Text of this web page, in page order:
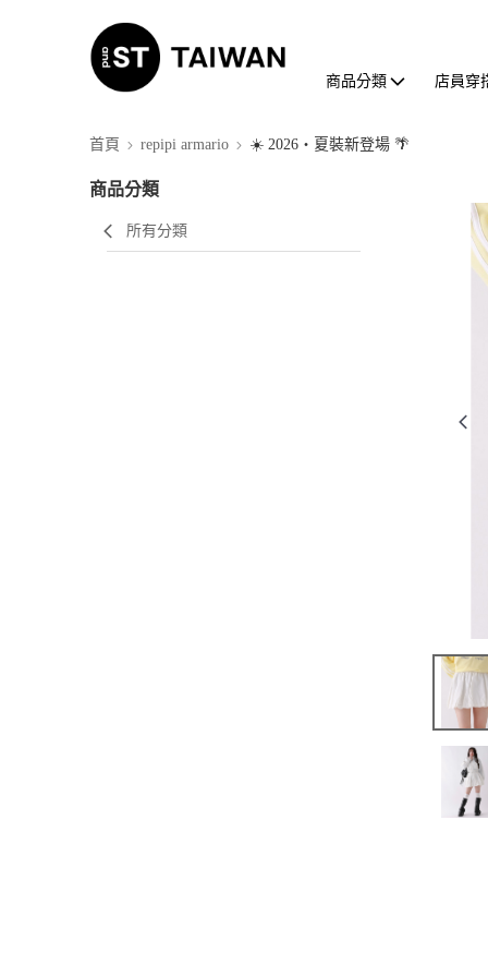
商品分類 店員穿
首頁 repipi armario ☀️ 2026・夏裝新登場 🌴
商品分類
所有分類